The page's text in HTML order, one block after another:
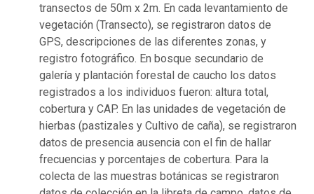
transectos de 50m x 2m. En cada levantamiento de
vegetación (Transecto), se registraron datos de
GPS, descripciones de las diferentes zonas, y
registro fotográfico. En bosque secundario de
galería y plantación forestal de caucho los datos
registrados a los individuos fueron: altura total,
cobertura y CAP. En las unidades de vegetación de
hierbas (pastizales y Cultivo de caña), se registraron
datos de presencia ausencia con el fin de hallar
frecuencias y porcentajes de cobertura. Para la
colecta de las muestras botánicas se registraron